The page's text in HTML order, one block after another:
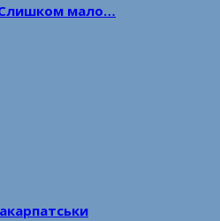
Слишком мало…